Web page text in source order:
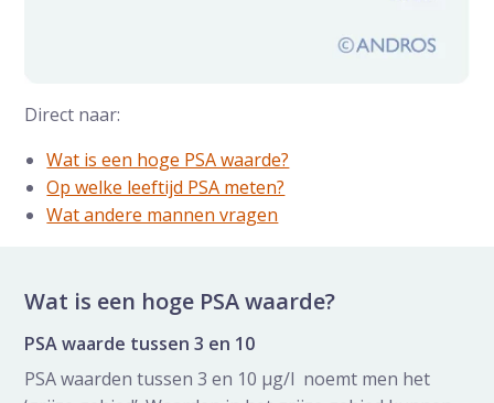
Direct naar:
Wat is een hoge PSA waarde?
Op welke leeftijd PSA meten?
Wat andere mannen vragen
Wat is een hoge PSA waarde?
PSA waarde tussen 3 en 10
PSA waarden tussen 3 en 10 µg/l noemt men het